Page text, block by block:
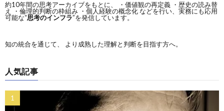
約10年間の思考アーカイブをもとに、 ・価値観の再定義 ・歴史の読み替
え ・倫理的判断の枠組み ・個人経験の概念化 などを行い、実務にも応用
可能な“思考のインフラ”を発信しています。
知の統合を通じて、 より成熟した理解と判断を目指す方へ。
人気記事